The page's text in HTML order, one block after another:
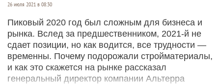
26 июля 2021 в 08:30
Пиковый 2020 год был сложным для бизнеса и
рынка. Вслед за предшественником, 2021-й не
сдает позиции, но как водится, все трудности —
временны. Почему подорожали стройматериалы,
и как это скажется на рынке рассказал
генеральный директор компании Альтерра